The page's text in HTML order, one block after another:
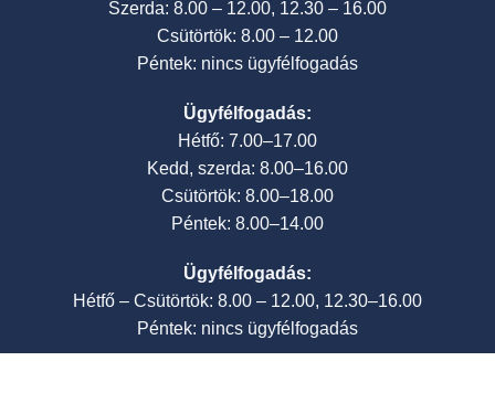
Szerda: 8.00 – 12.00, 12.30 – 16.00
Csütörtök: 8.00 – 12.00
Péntek: nincs ügyfélfogadás
Ügyfélfogadás:
Hétfő: 7.00–17.00
Kedd, szerda: 8.00–16.00
Csütörtök: 8.00–18.00
Péntek: 8.00–14.00
Ügyfélfogadás:
Hétfő – Csütörtök: 8.00 – 12.00, 12.30–16.00
Péntek: nincs ügyfélfogadás